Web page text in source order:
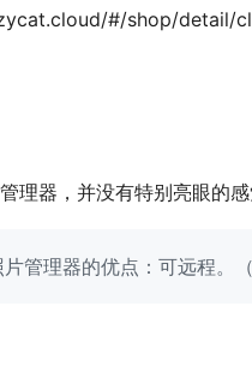
#/shop/detail/
理器，并没有特别亮眼的
管理器的优点：可远程。